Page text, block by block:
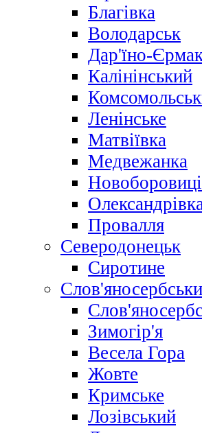
Благівка
Володарськ
Дар'їно-
Калінінський
Ленінське
Матвіївка
Медвежанка
Новоборовиці
Провалля
Северодонецьк
Сиротине
Зимогір'я
Весела Гора
Жовте
Кримське
Лозівський